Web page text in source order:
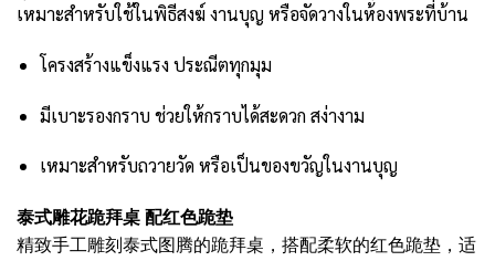
เหมาะสำหรับใช้ในพิธีสงฆ์ งานบุญ หรือจัดวางในห้องพระที่บ้าน
โครงสร้างแข็งแรง ประณีตทุกมุม
มีเบาะรองกราบ ช่วยให้กราบได้สะดวก สง่างาม
เหมาะสำหรับถวายวัด หรือเป็นของขวัญในงานบุญ
泰式雕花跪拜桌 配红色跪垫
精致手工雕刻泰式图腾的跪拜桌，搭配柔软的红色跪垫，适